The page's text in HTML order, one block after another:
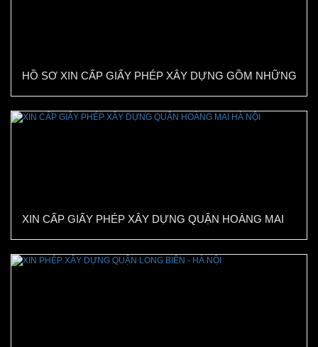
HỒ SƠ XIN CẤP GIẤY PHÉP XÂY DỰNG GỒM NHỮNG
XIN CẤP GIẤY PHÉP XÂY DỰNG QUẬN HOÀNG MAI